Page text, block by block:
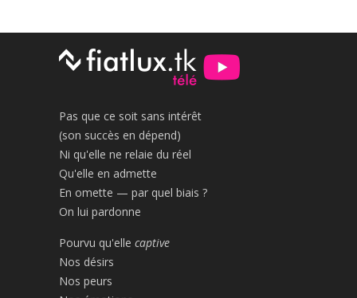
Pas que ce soit sans intérêt
(son succès en dépend)
Ni qu'elle ne relaie du réel
Qu'elle en admette
En omette — par quel biais ?
On lui pardonne
Pourvu qu'elle captive
Nos désirs
Nos peurs